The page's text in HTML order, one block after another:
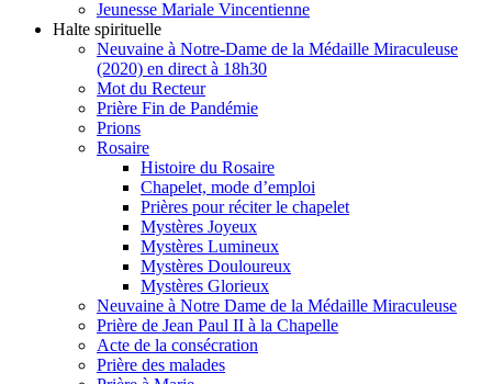
Jeunesse Mariale Vincentienne
Halte spirituelle
Neuvaine à Notre-Dame de la Médaille Miraculeuse
(2020) en direct à 18h30
Mot du Recteur
Prière Fin de Pandémie
Prions
Rosaire
Histoire du Rosaire
Chapelet, mode d’emploi
Prières pour réciter le chapelet
Mystères Joyeux
Mystères Lumineux
Mystères Douloureux
Mystères Glorieux
Neuvaine à Notre Dame de la Médaille Miraculeuse
Prière de Jean Paul II à la Chapelle
Acte de la consécration
Prière des malades